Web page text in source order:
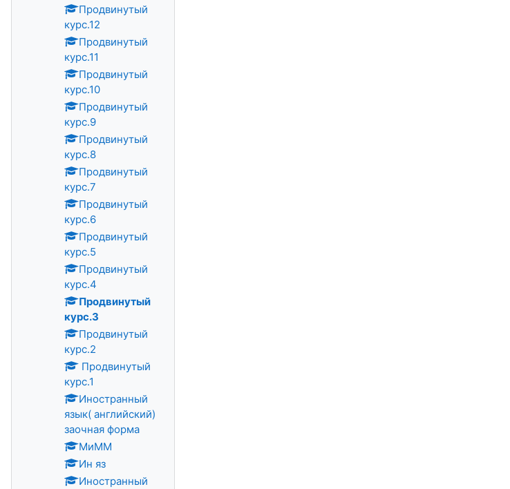
Продвинутый
курс.12
Продвинутый
курс.11
Продвинутый
курс.10
Продвинутый
курс.9
Продвинутый
курс.8
Продвинутый
курс.7
Продвинутый
курс.6
Продвинутый
курс.5
Продвинутый
курс.4
Продвинутый
курс.3
Продвинутый
курс.2
Продвинутый
курс.1
Иностранный
язык( английский)
заочная форма
МиММ
Ин яз
Иностранный